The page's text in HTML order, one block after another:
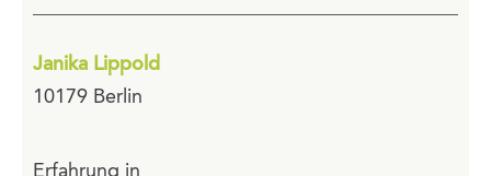
Janika Lippold
10179 Berlin
Erfahrung in